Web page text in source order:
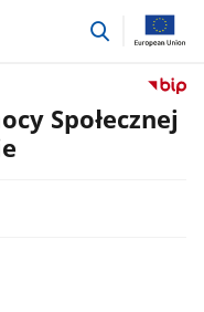
przejdź
Przejdź
do
Społecznej